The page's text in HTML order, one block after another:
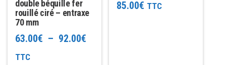
double béquille fer
rouillé ciré – entraxe
70 mm
63.00€ – 92.00€
TTC
Les
options
être
choisies
85.00€ TTC